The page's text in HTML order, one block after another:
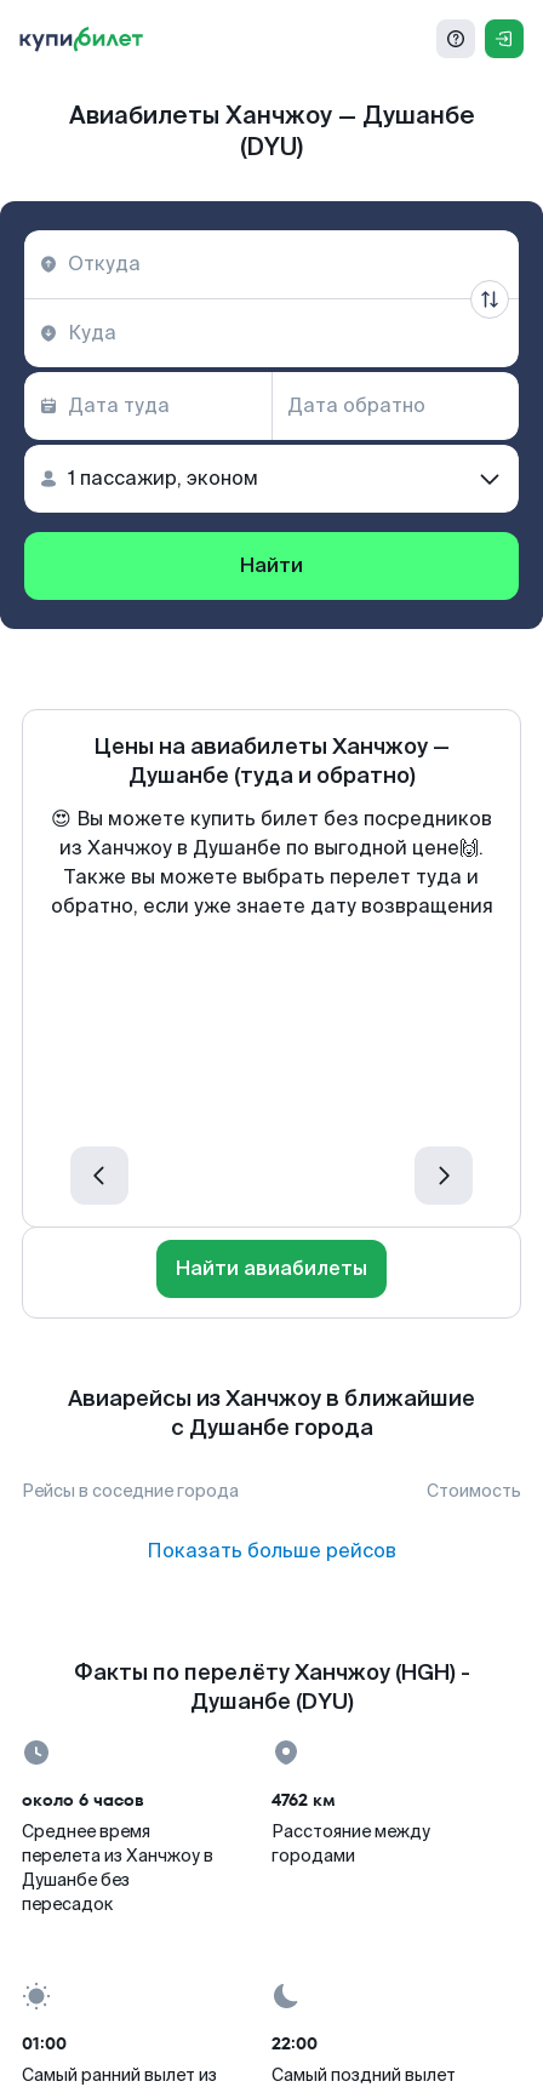
Авиабилеты Ханчжоу — Душанбе
(DYU)
Найти
Цены на авиабилеты Ханчжоу —
Душанбе (туда и обратно)
😍 Вы можете купить билет без посредников
из Ханчжоу в Душанбе по выгодной цене🙌.
Также вы можете выбрать перелет туда и
обратно, если уже знаете дату возвращения
Найти авиабилеты
Авиарейсы из Ханчжоу в ближайшие
с Душанбе города
Рейсы в соседние города Стоимость
Показать больше рейсов
Факты по перелёту Ханчжоу (HGH) -
Душанбе (DYU)
около 6 часов
Среднее время
перелета из Ханчжоу в
Душанбе без
пересадок
4762 км
Расстояние между
городами
01:00
Самый ранний вылет из
22:00
Самый поздний вылет